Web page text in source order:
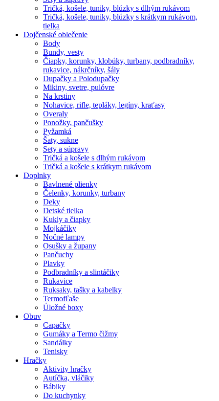
Tričká, košele, tuniky, blúzky s dlhým rukávom
Tričká, košele, tuniky, blúzky s krátkym rukávom,
tielka
Dojčenské oblečenie
Body
Bundy, vesty
Čiapky, korunky, klobúky, turbany, podbradníky,
rukavice, nákrčníky, šály
Dupačky a Polodupačky
Mikiny, svetre, pulóvre
Na krstiny
Nohavice, rifle, tepláky, legíny, kraťasy
Overaly
Ponožky, pančušky
Pyžamká
Šaty, sukne
Sety a súpravy
Tričká a košele s dlhým rukávom
Tričká a košele s krátkym rukávom
Doplnky
Bavlnené plienky
Čelenky, korunky, turbany
Deky
Detské tielka
Kukly a čiapky
Mojkáčiky
Nočné lampy
Osušky a župany
Pančuchy
Plavky
Podbradníky a slintáčiky
Rukavice
Ruksaky, tašky a kabelky
Termofľaše
Úložné boxy
Obuv
Capačky
Gumáky a Termo čižmy
Sandálky
Tenisky
Hračky
Aktivity hračky
Autíčka, vláčiky
Bábiky
Do kuchynky